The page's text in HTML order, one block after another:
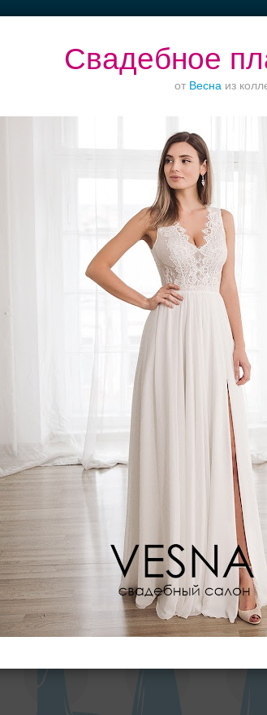
Свадебное
от Весна из
Торжества за
городом
услуги Свадебные платья
свадебного платья
Прямое Русалка